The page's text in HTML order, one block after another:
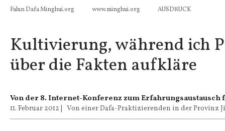
Falun Dafa Minghui.org www.minghui.org AUSDRUCK
Kultivierung, während ich
über die Fakten aufkläre
Von der 8. Internet-Konferenz zum
11. Februar 2012 Von einer Dafa-Praktizierenden in der Provinz